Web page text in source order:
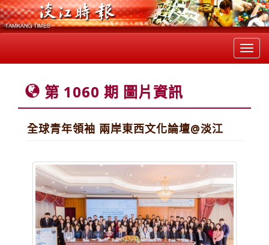
第 1060 期 圖片資訊
全球青年領袖 兩岸東西文化論壇@淡江